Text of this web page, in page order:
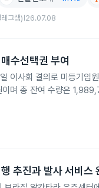
그램) 26.07.08
수선택권 부여
이사회 결의로 미등기임
며 총 잔여 수량은
추진과 발사 서비스